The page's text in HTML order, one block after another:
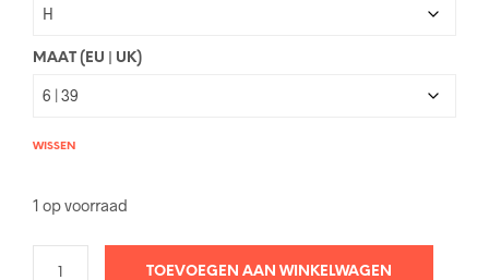
MAAT (EU | UK)
WISSEN
1 op voorraad
TOEVOEGEN AAN WINKELWAGEN